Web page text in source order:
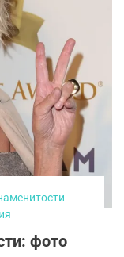
с
и узнали,
отпусков.
фото